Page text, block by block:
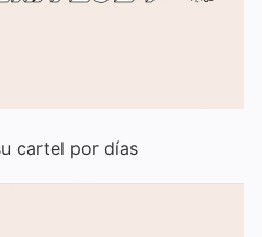
cartel por días